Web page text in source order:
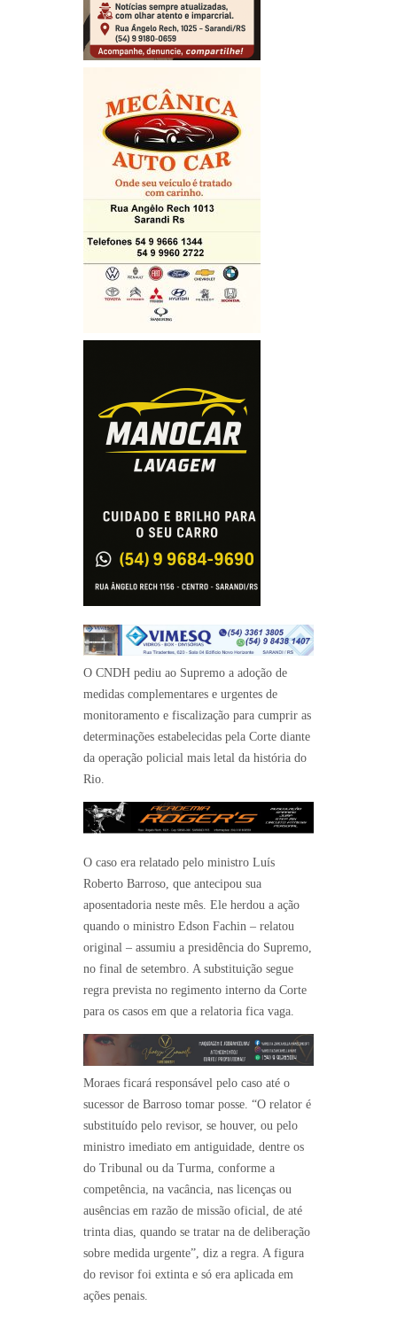
O CNDH pediu ao Supremo a adoção de
medidas complementares e urgentes de
monitoramento e fiscalização para cumprir as
determinações estabelecidas pela Corte diante
da operação policial mais letal da história do
Rio.
O caso era relatado pelo ministro Luís
Roberto Barroso, que antecipou sua
aposentadoria neste mês. Ele herdou a ação
quando o ministro Edson Fachin – relatou
original – assumiu a presidência do Supremo,
no final de setembro. A substituição segue
regra prevista no regimento interno da Corte
para os casos em que a relatoria fica vaga.
Moraes ficará responsável pelo caso até o
sucessor de Barroso tomar posse. “O relator é
substituído pelo revisor, se houver, ou pelo
ministro imediato em antiguidade, dentre os
do Tribunal ou da Turma, conforme a
competência, na vacância, nas licenças ou
ausências em razão de missão oficial, de até
trinta dias, quando se tratar na de deliberação
sobre medida urgente”, diz a regra. A figura
do revisor foi extinta e só era aplicada em
ações penais.